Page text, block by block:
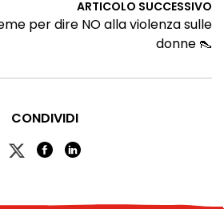
ARTICOLO SUCCESSIVO
per dire NO alla violenza sulle
donne 👠
CONDIVIDI